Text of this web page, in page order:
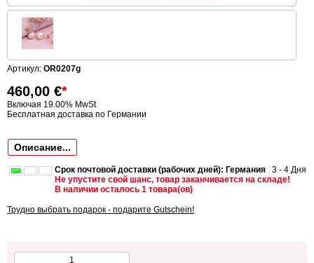
Артикул: OR0207g
460,00 €*
Включая 19.00% MwSt
Бесплатная доставка по Германии
Описание...
Срок почтовой доставки (рабочих дней): Германия 3 - 4 Дня
Не упустите свой шанс, товар заканчивается на складе!
В наличии осталось 1 товара(ов)
Трудно выбрать подарок - подарите Gutschein!